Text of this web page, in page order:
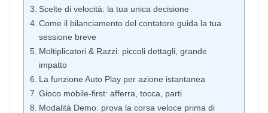
Scelte di velocità: la tua unica decisione
Come il bilanciamento del contatore guida la tua
sessione breve
Moltiplicatori & Razzi: piccoli dettagli, grande
impatto
La funzione Auto Play per azione istantanea
Gioco mobile-first: afferra, tocca, parti
Modalità Demo: prova la corsa veloce prima di